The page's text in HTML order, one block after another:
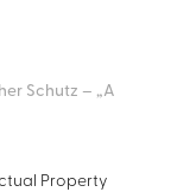
Property